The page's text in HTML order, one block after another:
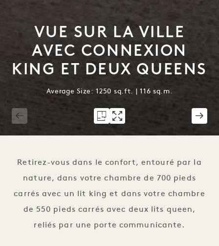
VUE SUR LA VILLE
AVEC CONNEXION
KING ET DEUX QUEENS
Average Size: 1250 sq.ft. | 116 sq.m.
Retirez-vous dans le confort, entouré par la
nature, dans votre chambre de 700 pieds
carrés avec un lit king et dans votre chambre
de 550 pieds carrés avec deux lits queen,
reliés par une porte communicante.